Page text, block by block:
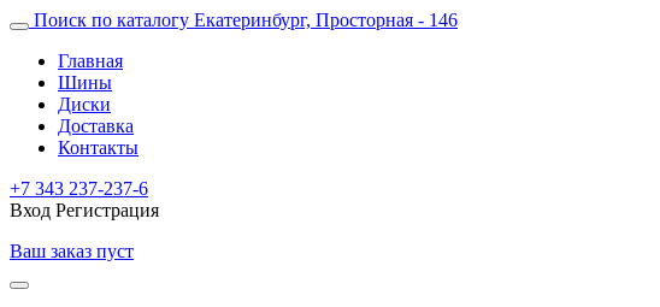
Поиск по каталогу Екатеринбург, Просторная - 146
Главная
Шины
Диски
Доставка
Контакты
+7 343 237-237-6
Вход Регистрация
Ваш заказ пуст